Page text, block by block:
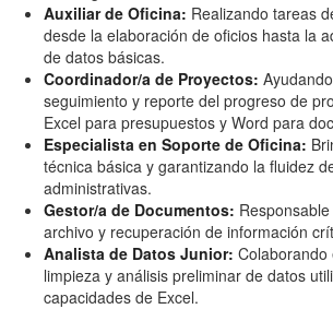
Auxiliar de Oficina: Realizando tareas
desde la elaboración de oficios hasta la
de datos básicas.
Coordinador/a de Proyectos:
seguimiento y reporte del progreso de
Excel para presupuestos y Word para
Especialista en Soporte de Oficina:
técnica básica y garantizando la fluidez
administrativas.
Gestor/a de Documentos:
archivo y recuperación de información
Analista de Datos Junior: Colaborando
limpieza y análisis preliminar de datos
capacidades de Excel.